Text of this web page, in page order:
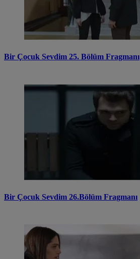
Bir Çocuk Sevdim 25. Bölüm Fragmanı
Bir Çocuk Sevdim 26.Bölüm Fragmanı